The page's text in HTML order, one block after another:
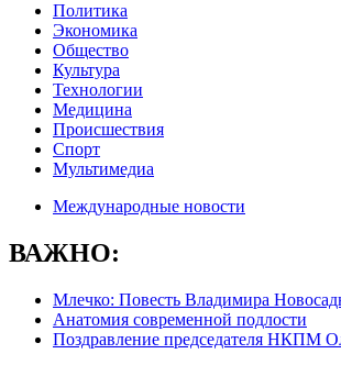
Политика
Экономика
Общество
Культура
Технологии
Медицина
Происшествия
Спорт
Мультимедиа
Международные новости
ВАЖНО:
Млечко: Повесть Владимира
Анатомия современной подлости
Поздравление председателя НКПМ